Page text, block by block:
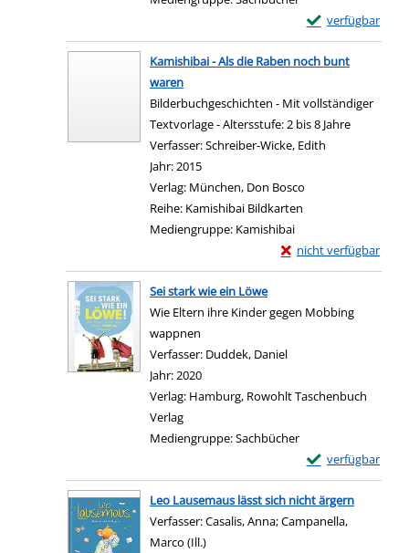
verfügbar
Exemplar-Details
Zum Download
Kamishibai - Als die Raben noch bunt
waren
Bilderbuchgeschichten - Mit vollständiger
Textvorlage - Altersstufe: 2 bis 8 Jahre
Verfasser:Schreiber-Wicke, Edith
Jahr:2015
Verlag: München, Don Bosco
Reihe: Kamishibai Bildkarten
Mediengruppe: Kamishibai
nicht verfügbar
Exemplar-Details von
Zum Download von
Sei stark wie ein Löwe
Wie Eltern ihre Kinder gegen Mobbing
wappnen
Verfasser: Duddek, Daniel
Jahr:2020
Verlag: Hamburg, Rowohlt Taschenbuch
Verlag
Mediengruppe:Sachbücher
verfügbar
Exemplar-Details
Zum Download
Leo Lausemaus lässt sich nicht ärgern
Verfasser:Casalis, Anna;Campanella,
Marco (Ill.)